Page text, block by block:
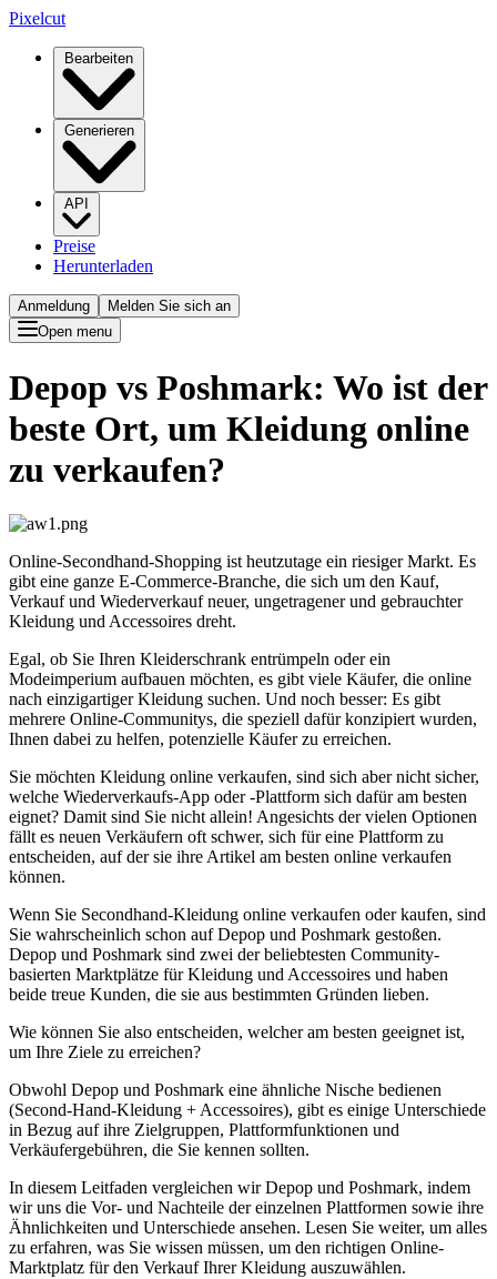
Pixelcut
Bearbeiten
Generieren
API
Preise
Herunterladen
Anmeldung
Melden Sie sich an
Open menu
Depop vs Poshmark: Wo ist der
beste Ort, um Kleidung online
zu verkaufen?
Online-Secondhand-Shopping ist heutzutage ein riesiger Markt. Es
gibt eine ganze E-Commerce-Branche, die sich um den Kauf,
Verkauf und Wiederverkauf neuer, ungetragener und gebrauchter
Kleidung und Accessoires dreht.
Egal, ob Sie Ihren Kleiderschrank entrümpeln oder ein
Modeimperium aufbauen möchten, es gibt viele Käufer, die online
nach einzigartiger Kleidung suchen. Und noch besser: Es gibt
mehrere Online-Communitys, die speziell dafür konzipiert wurden,
Ihnen dabei zu helfen, potenzielle Käufer zu erreichen.
Sie möchten Kleidung online verkaufen, sind sich aber nicht sicher,
welche Wiederverkaufs-App oder -Plattform sich dafür am besten
eignet? Damit sind Sie nicht allein! Angesichts der vielen Optionen
fällt es neuen Verkäufern oft schwer, sich für eine Plattform zu
entscheiden, auf der sie ihre Artikel am besten online verkaufen
können.
Wenn Sie Secondhand-Kleidung online verkaufen oder kaufen, sind
Sie wahrscheinlich schon auf Depop und Poshmark gestoßen.
Depop und Poshmark sind zwei der beliebtesten Community-
basierten Marktplätze für Kleidung und Accessoires und haben
beide treue Kunden, die sie aus bestimmten Gründen lieben.
Wie können Sie also entscheiden, welcher am besten geeignet ist,
um Ihre Ziele zu erreichen?
Obwohl Depop und Poshmark eine ähnliche Nische bedienen
(Second-Hand-Kleidung + Accessoires), gibt es einige Unterschiede
in Bezug auf ihre Zielgruppen, Plattformfunktionen und
Verkäufergebühren, die Sie kennen sollten.
In diesem Leitfaden vergleichen wir Depop und Poshmark, indem
wir uns die Vor- und Nachteile der einzelnen Plattformen sowie ihre
Ähnlichkeiten und Unterschiede ansehen. Lesen Sie weiter, um alles
zu erfahren, was Sie wissen müssen, um den richtigen Online-
Marktplatz für den Verkauf Ihrer Kleidung auszuwählen.